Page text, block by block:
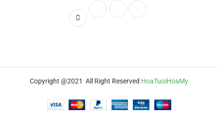
Copyright @2021 All Right Reserved HoaTuoiHoaMy